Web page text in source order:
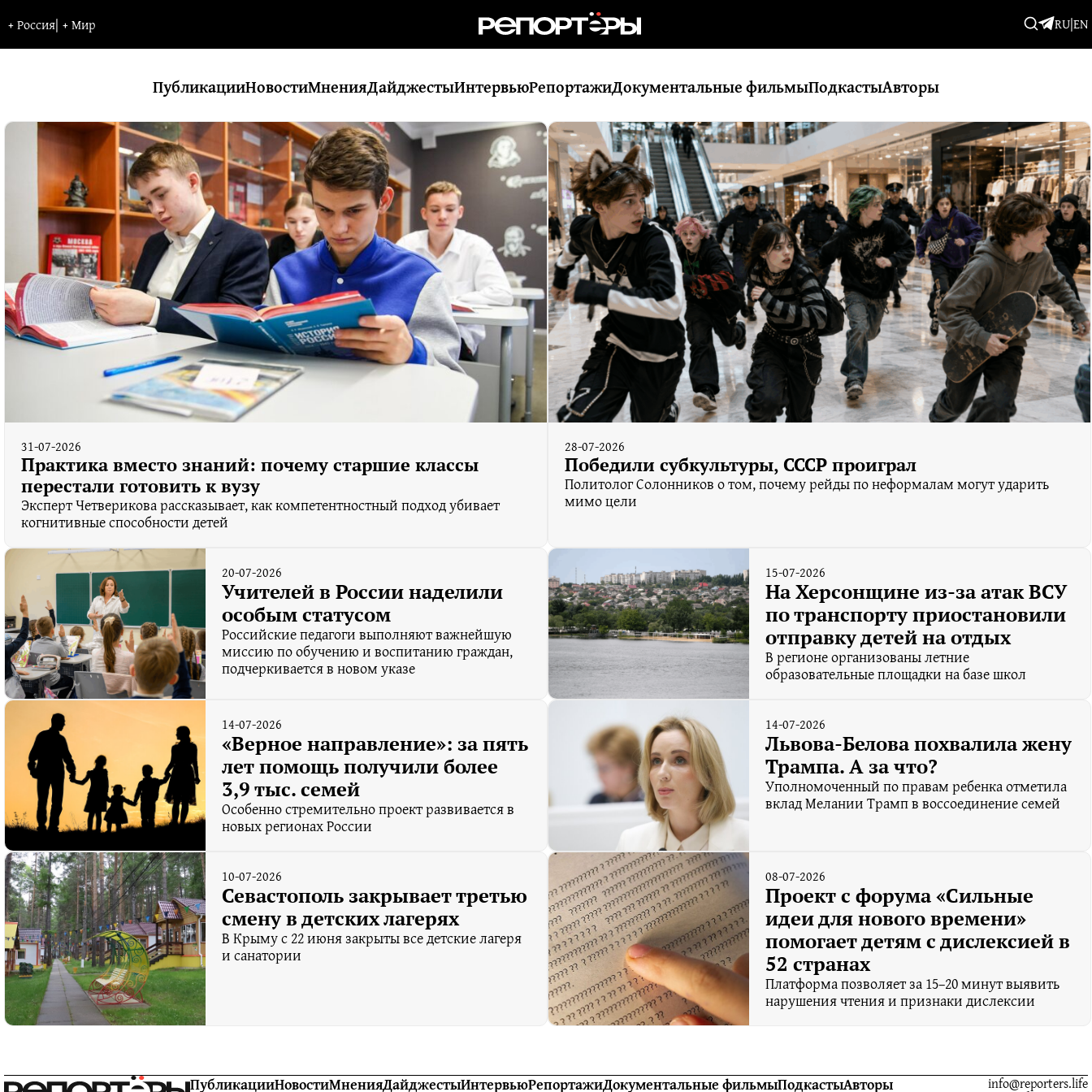
+Россия| +Мир RU|EN
ПубликацииНовостиМненияДайджестыИнтервьюРепортажиДокументальные фильмыПодкастыАвторы
31-07-2026
Практика вместо знаний: почему старшие классы
перестали готовить к вузу
Эксперт Четверикова рассказывает, как компетентностный подход убивает
когнитивные способности детей
28-07-2026
Победили субкультуры, СССР проиграл
Политолог Солонников о том, почему рейды по неформалам могут ударить
мимо цели
20-07-2026
Учителей в России наделили
особым статусом
Российские педагоги выполняют важнейшую
миссию по обучению и воспитанию граждан,
подчеркивается в новом указе
15-07-2026
На Херсонщине из-за атак ВСУ
по транспорту приостановили
отправку детей на отдых
В регионе организованы летние
образовательные площадки на базе школ
14-07-2026
«Верное направление»: за пять
лет помощь получили более
3,9 тыс. семей
Особенно стремительно проект развивается в
новых регионах России
14-07-2026
Львова-Белова похвалила жену
Трампа. А за что?
Уполномоченный по правам ребенка отметила
вклад Мелании Трамп в воссоединение семей
10-07-2026
Севастополь закрывает третью
смену в детских лагерях
В Крыму с 22 июня закрыты все детские лагеря
и санатории
08-07-2026
Проект с форума «Сильные
идеи для нового времени»
помогает детям с дислексией в
52 странах
Платформа позволяет за 15–20 минут выявить
нарушения чтения и признаки дислексии
ПубликацииНовостиМненияДайджестыИнтервьюРепортажиДокументальные фильмыПодкастыАвторы info@reporters.life